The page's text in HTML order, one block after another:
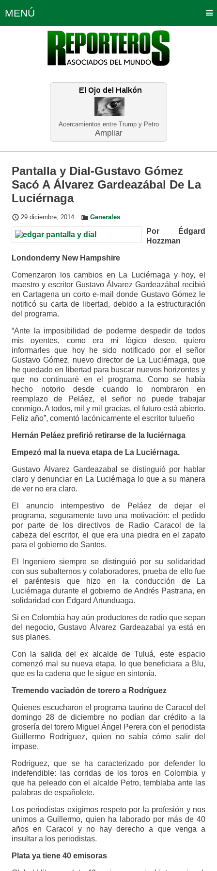
Acercamientos entre Trump y Petro
Ampliar
MENÚ
Política Opinión Bogotá
Planeta Tierra Deportes
Educación Neira
Pantalla y Dial-Gustavo Gómez
Sacó A Álvarez Gardeazábal De La
Luciérnaga
29 diciembre, 2014 Generales
Por Édgard
Hozzman
Londonderry New Hampshire
Comenzaron los cambios en La Luciérnaga y hoy, el
maestro y escritor Gustavo Álvarez Gardeazábal recibió
en Cartagena un corto e-mail donde Gustavo Gómez le
notificó su carta de libertad, debido a la estructuración
del programa.
“Ante la imposibilidad de poderme despedir de todos
mis oyentes, como era mi lógico deseo, quiero
informarles que hoy he sido notificado por el señor
Gustavo Gómez, nuevo director de La Luciérnaga, que
he quedado en libertad para buscar nuevos horizontes y
que no continuaré en el programa. Como se había
hecho notorio desde cuando lo nombraron en
reemplazo de Peláez, el señor no puede trabajar
conmigo. A todos, mil y mil gracias, el futuro está abierto.
Feliz año”, comentó lacónicamente el escritor tulueño
Hernán Peláez prefirió retirarse de la luciérnaga
Empezó mal la nueva etapa de La Luciérnaga.
Gustavo Álvarez Gardeazabal se distinguió por hablar
claro y denunciar en La Luciérnaga lo que a su manera
de ver no era claro.
El anuncio intempestivo de Peláez de dejar el
programa, seguramente tuvo una motivación: el pedido
por parte de los directivos de Radio Caracol de la
cabeza del escritor, el que era una piedra en el zapato
para el gobierno de Santos.
El Ingeniero siempre se distinguió por su solidaridad
con sus subalternos y colaboradores, prueba de ello fue
el paréntesis que hizo en la conducción de La
Luciérnaga durante el gobierno de Andrés Pastrana, en
solidaridad con Edgard Artunduaga.
Si en Colombia hay aún productores de radio que sepan
del negocio, Gustavo Álvarez Gardeazabal ya está en
sus planes.
Con la salida del ex alcalde de Tuluá, este espacio
comenzó mal su nueva etapa, lo que beneficiara a Blu,
que es la cadena que le sigue en sintonía.
Tremendo vaciadón de torero a Rodríguez
Quienes escucharon el programa taurino de Caracol del
domingo 28 de diciembre no podían dar crédito a la
grosería del torero Miguel Ángel Perera con el periodista
Guillermo Rodríguez, quien no sabía cómo salir del
impase.
Rodríguez, que se ha caracterizado por defender lo
indefendible: las corridas de los toros en Colombia y
que ha peleado con el alcalde Petro, temblaba ante las
palabras de españolete.
Los periodistas exigimos respeto por la profesión y nos
unimos a Guillermo, quien ha laborado por más de 40
años en Caracol y no hay derecho a que venga a
insultar a los periodistas.
Plata ya tiene 40 emisoras